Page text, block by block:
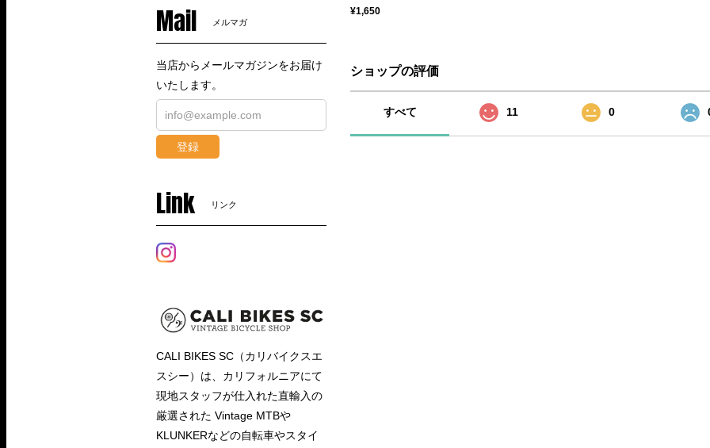
¥1,650
ショップの評価
すべて 11 0
Mail メルマガ
当店からメールマガジンをお届け
いたします。
登録
Link リンク
CALI BIKES SC（カリバイクスエ
スシー）は、カリフォルニアにて
現地スタッフが仕入れた直輸入の
厳選された Vintage MTBや
KLUNKERなどの自転車やスタイ